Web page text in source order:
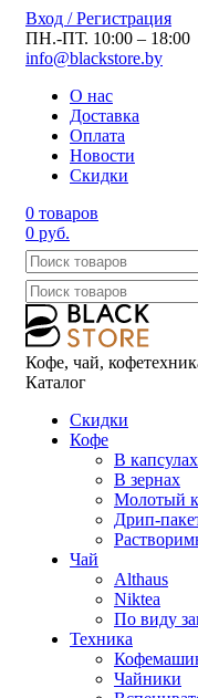
Вход / Регистрация
ПН.-ПТ. 10:00 – 18:00
info@blackstore.by
О нас
Доставка
Оплата
Новости
Скидки
0 товаров
0 руб.
Кофе, чай,
Каталог
Скидки
Кофе
В капсулах
В зернах
Молотый
Дрип-
Чай
Althaus
Niktea
По виду
Техника
Чайники